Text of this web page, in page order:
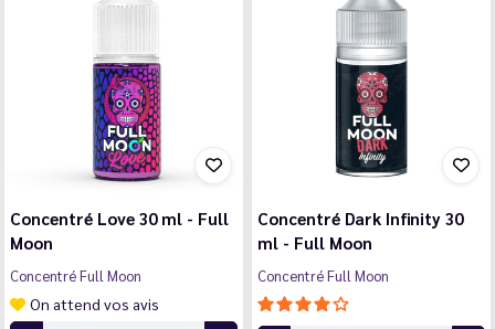
Concentré Love 30 ml - Full
Moon
Concentré Full Moon
On attend vos avis
Concentré Dark Infinity 30
ml - Full Moon
Concentré Full Moon